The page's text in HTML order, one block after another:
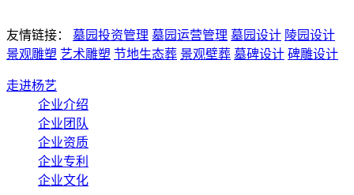
友情链接： 墓园投资管理 墓园运营管理 墓园设计 陵园设计
景观雕塑 艺术雕塑 节地生态葬 景观壁葬 墓碑设计 碑雕设计
走进杨艺
企业介绍
企业团队
企业资质
企业专利
企业文化